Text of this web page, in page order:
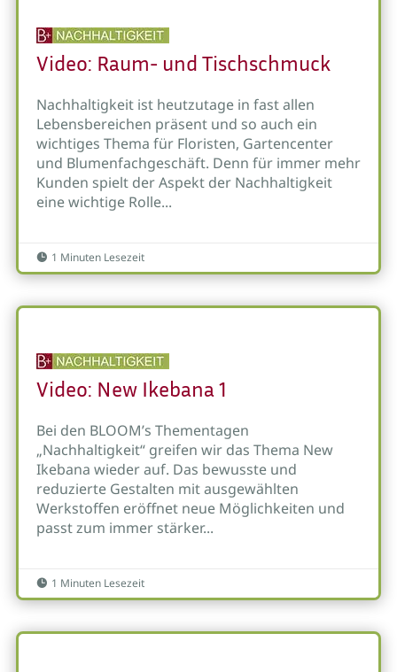
Video: Raum- und Tischschmuck
Nachhaltigkeit ist heutzutage in fast allen
Lebensbereichen präsent und so auch ein
wichtiges Thema für Floristen, Gartencenter
und Blumenfachgeschäft. Denn für immer mehr
Kunden spielt der Aspekt der Nachhaltigkeit
eine wichtige Rolle...
 1 Minuten Lesezeit
Video: New Ikebana 1
Bei den BLOOM’s Thementagen
„Nachhaltigkeit“ greifen wir das Thema New
Ikebana wieder auf. Das bewusste und
reduzierte Gestalten mit ausgewählten
Werkstoffen eröffnet neue Möglichkeiten und
passt zum immer stärker...
 1 Minuten Lesezeit